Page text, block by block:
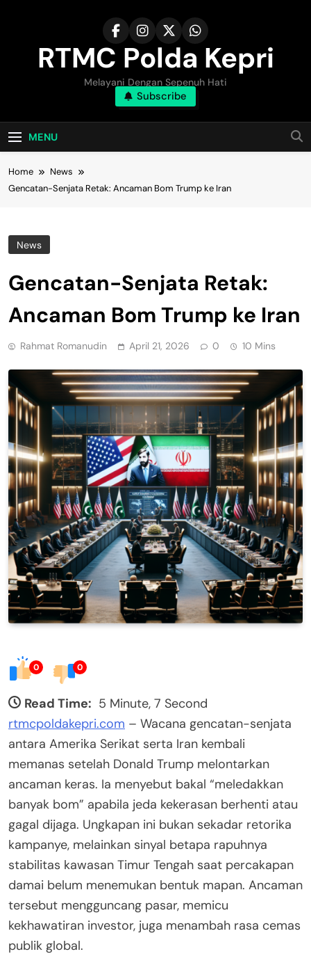
RTMC Polda Kepri
Melayani Dengan Sepenuh Hati
Subscribe
MENU
Home
News
Gencatan-Senjata Retak: Ancaman Bom Trump ke Iran
News
Gencatan-Senjata Retak:
Ancaman Bom Trump ke Iran
Rahmat Romanudin April 21, 2026 0 10 Mins
0 0
Read Time: 5 Minute, 7 Second
rtmcpoldakepri.com – Wacana gencatan-senjata
antara Amerika Serikat serta Iran kembali
memanas setelah Donald Trump melontarkan
ancaman keras. Ia menyebut bakal “meledakkan
banyak bom” apabila jeda kekerasan berhenti atau
gagal dijaga. Ungkapan ini bukan sekadar retorika
kampanye, melainkan sinyal betapa rapuhnya
stabilitas kawasan Timur Tengah saat percakapan
damai belum menemukan bentuk mapan. Ancaman
tersebut mengguncang pasar, memicu
kekhawatiran investor, juga menambah rasa cemas
publik global.